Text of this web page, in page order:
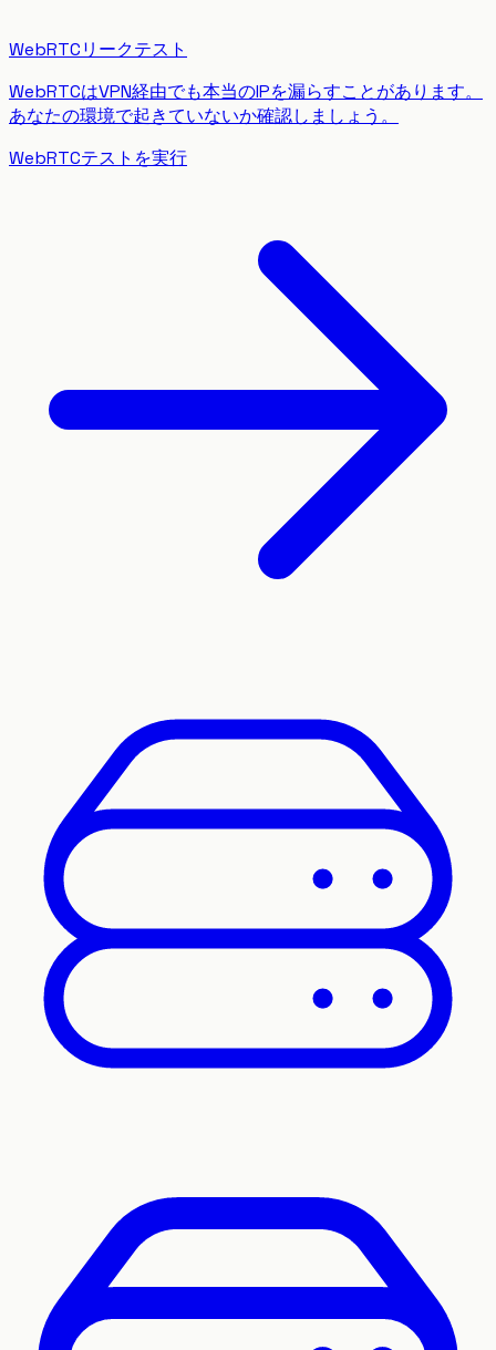
WebRTCリークテスト
WebRTCはVPN経由でも本当のIPを漏らすことがあります。
あなたの環境で起きていないか確認しましょう。
WebRTCテストを実行